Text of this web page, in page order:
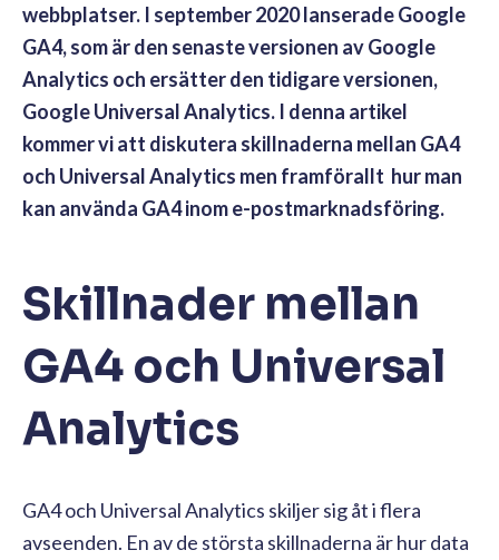
webbplatser. I september 2020 lanserade Google
GA4, som är den senaste versionen av Google
Analytics och ersätter den tidigare versionen,
Google Universal Analytics. I denna artikel
kommer vi att diskutera skillnaderna mellan GA4
och Universal Analytics men framförallt hur man
kan använda GA4 inom e-postmarknadsföring.
Skillnader mellan
GA4 och Universal
Analytics
GA4 och Universal Analytics skiljer sig åt i flera
avseenden. En av de största skillnaderna är hur data